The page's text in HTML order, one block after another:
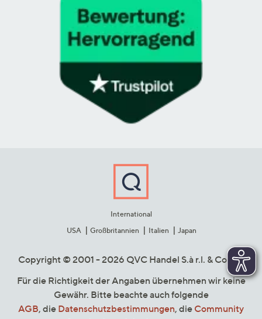
International
USA
Großbritannien Italien Japan
Copyright © 2001 - 2026 QVC Handel S.à r.l. & Co. KG
Für die Richtigkeit der Angaben übernehmen wir keine
Gewähr. Bitte beachte auch folgende
AGB, die Datenschutzbestimmungen, die Community